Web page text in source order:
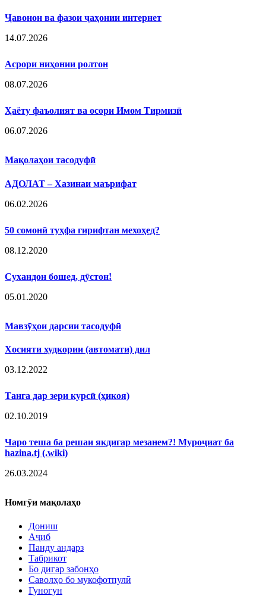
Ҷавонон ва фазои ҷаҳонии интернет
14.07.2026
Асрори ниҳонии ролтон
08.07.2026
Ҳаёту фаъолият ва осори Имом Тирмизӣ
06.07.2026
Мақолаҳои тасодуфӣ
АДОЛАТ – Хазинаи маърифат
06.02.2026
50 сомонӣ туҳфа гирифтан мехоҳед?
08.12.2020
Сухандон бошед, дӯстон!
05.01.2020
Мавзӯҳои дарсии тасодуфӣ
Хосияти худкории (автомати) дил
03.12.2022
Танга дар зери курсӣ (ҳикоя)
02.10.2019
Чаро теша ба решаи якдигар мезанем?! Муроҷиат ба
hazina.tj (.wiki)
26.03.2024
Номгӯи мақолаҳо
Дониш
Аҷиб
Панду андарз
Табрикот
Бо дигар забонҳо
Саволҳо бо мукофотпулӣ
Гуногун